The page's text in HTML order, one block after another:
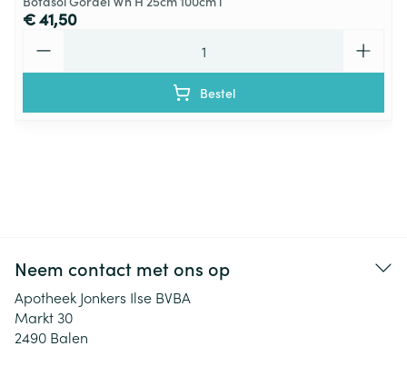
€ 41,50
Bestel
Neem contact met ons op
Apotheek Jonkers Ilse BVBA
Markt 30
2490 Balen